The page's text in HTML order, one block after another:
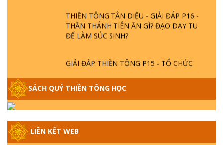
THIỀN TÔNG TÂN DIỆU - GIẢI ĐÁP P16 -
THẦN THÁNH TIÊN ĂN GÌ? ĐẠO DẠY TU
ĐỂ LÀM SÚC SINH?
GIẢI ĐÁP THIỀN TÔNG P15 - TỔ CHỨC
LOÀI CÔ HỒN - GIÁO LÝ ĐẠO PHẬT KHI
NÀO XUẤT BẢN
TẦNG BÌNH LƯU LỚN ĐẾN ĐÂU
SÁCH QUÝ THIỀN TÔNG HỌC
LIÊN KẾT WEB